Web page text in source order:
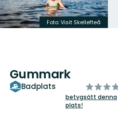
Foto: Visit Skellefteå
Gummark
Badplats
av
5
betygsätt denna
plats!